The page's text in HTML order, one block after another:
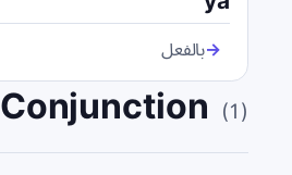
→بالفعل
Conjunction (1)